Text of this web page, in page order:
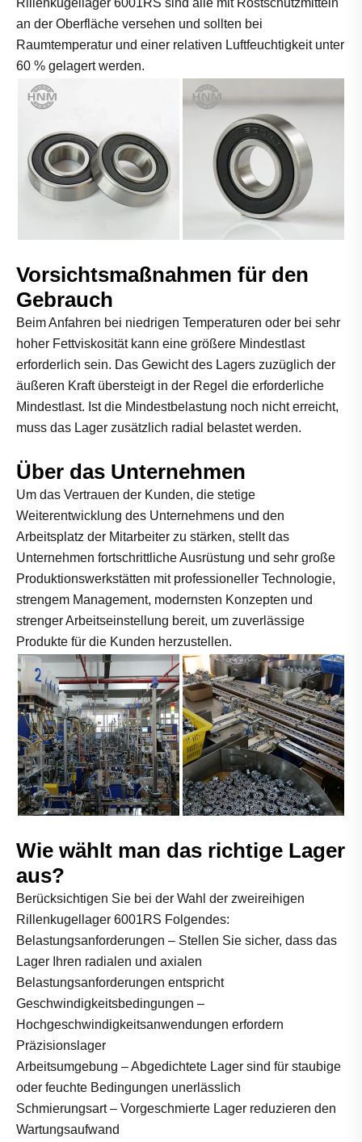
Rillenkugellager 6001RS sind alle mit Rostschutzmitteln
an der Oberfläche versehen und sollten bei
Raumtemperatur und einer relativen Luftfeuchtigkeit unter
60 % gelagert werden.
Vorsichtsmaßnahmen für den
Gebrauch
Beim Anfahren bei niedrigen Temperaturen oder bei sehr
hoher Fettviskosität kann eine größere Mindestlast
erforderlich sein. Das Gewicht des Lagers zuzüglich der
äußeren Kraft übersteigt in der Regel die erforderliche
Mindestlast. Ist die Mindestbelastung noch nicht erreicht,
muss das Lager zusätzlich radial belastet werden.
Über das Unternehmen
Um das Vertrauen der Kunden, die stetige
Weiterentwicklung des Unternehmens und den
Arbeitsplatz der Mitarbeiter zu stärken, stellt das
Unternehmen fortschrittliche Ausrüstung und sehr große
Produktionswerkstätten mit professioneller Technologie,
strengem Management, modernsten Konzepten und
strenger Arbeitseinstellung bereit, um zuverlässige
Produkte für die Kunden herzustellen.
Wie wählt man das richtige Lager
aus?
Berücksichtigen Sie bei der Wahl der zweireihigen
Rillenkugellager 6001RS Folgendes:
Belastungsanforderungen – Stellen Sie sicher, dass das
Lager Ihren radialen und axialen
Belastungsanforderungen entspricht
Geschwindigkeitsbedingungen –
Hochgeschwindigkeitsanwendungen erfordern
Präzisionslager
Arbeitsumgebung – Abgedichtete Lager sind für staubige
oder feuchte Bedingungen unerlässlich
Schmierungsart – Vorgeschmierte Lager reduzieren den
Wartungsaufwand